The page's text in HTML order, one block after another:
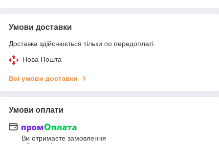
Умови доставки
Доставка здійснюється тільки по передоплаті.
Нова Пошта
Всі умови доставки
Умови оплати
Ви отримаєте замовлення